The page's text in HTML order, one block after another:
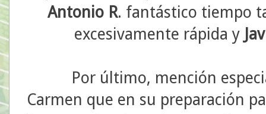
Antonio R. fantástico tiempo
excesivamente rápida y
Por último, mención
Carmen que en su preparación